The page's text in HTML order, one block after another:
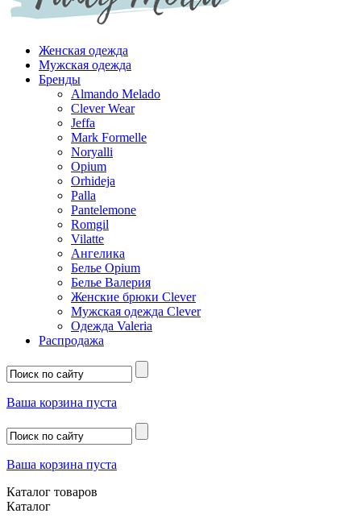
Женская одежда
Мужская одежда
Бренды
Almando Melado
Clever Wear
Jeffa
Mark Formelle
Noryalli
Opium
Orhideja
Palla
Pantelemone
Romgil
Vilatte
Ангелика
Белье Opium
Белье Валерия
Женские брюки Clever
Мужская одежда Clever
Одежда Valeria
Распродажа
Ваша корзина пуста
Ваша корзина пуста
Каталог товаров
Каталог